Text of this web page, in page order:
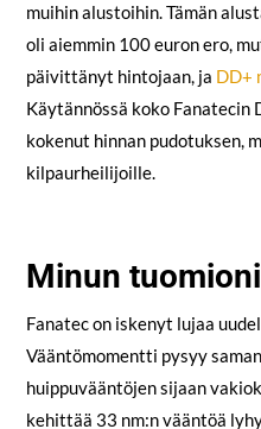
muihin alustoihin. Tämän
oli aiemmin 100 euron ero,
päivittänyt hintojaan, ja DD+
Käytännössä koko Fanatecin
kokenut hinnan pudotuksen,
kilpaurheilijoille.
Minun tuomioni
Fanatec on iskenyt lujaa
Vääntömomentti pysyy
huippuvääntöjen sijaan
kehittää 33 nm:n vääntöä